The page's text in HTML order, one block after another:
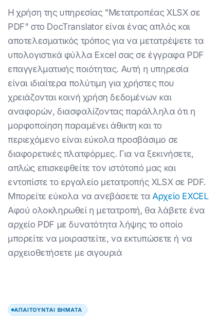
Η χρήση της υπηρεσίας "Μετατροπέας XLSX σε
PDF" στο DocTranslator είναι ένας απλός και
αποτελεσματικός τρόπος για να μετατρέψετε τα
υπολογιστικά φύλλα Excel σας σε έγγραφα PDF
επαγγελματικής ποιότητας. Αυτή η υπηρεσία
είναι ιδιαίτερα πολύτιμη για χρήστες που
χρειάζονται κοινή χρήση δεδομένων και
αναφορών, διασφαλίζοντας παράλληλα ότι η
μορφοποίηση παραμένει άθικτη και το
περιεχόμενο είναι εύκολα προσβάσιμο σε
διαφορετικές πλατφόρμες. Για να ξεκινήσετε,
απλώς επισκεφθείτε τον ιστότοπό μας και
εντοπίστε το εργαλείο μετατροπής XLSX σε PDF.
Μπορείτε εύκολα να ανεβάσετε τα Αρχείο EXCEL
Αφού ολοκληρωθεί η μετατροπή, θα λάβετε ένα
αρχείο PDF με δυνατότητα λήψης το οποίο
μπορείτε να μοιραστείτε, να εκτυπώσετε ή να
αρχειοθετήσετε με σιγουριά
ΑΠΑΙΤΟΎΝΤΑΙ ΒΉΜΑΤΑ